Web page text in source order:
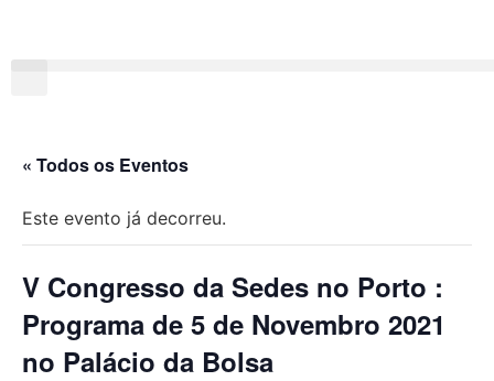
« Todos os Eventos
Este evento já decorreu.
V Congresso da Sedes no Porto :
Programa de 5 de Novembro 2021
no Palácio da Bolsa